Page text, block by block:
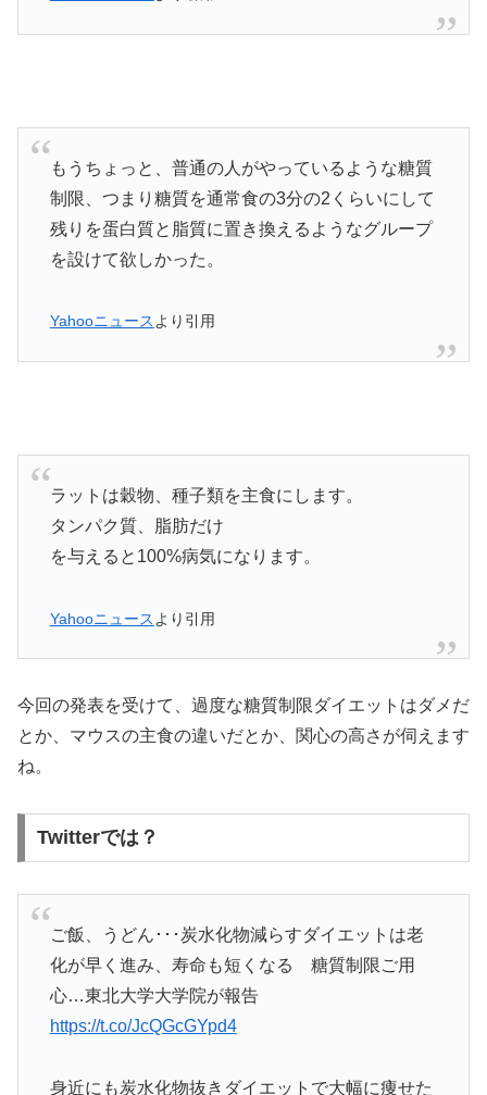
もうちょっと、普通の人がやっているような糖質
制限、つまり糖質を通常食の3分の2くらいにして
残りを蛋白質と脂質に置き換えるようなグループ
を設けて欲しかった。
Yahooニュースより引用
ラットは穀物、種子類を主食にします。
タンパク質、脂肪だけ
を与えると100%病気になります。
Yahooニュース より引用
今回の発表を受けて、過度な糖質制限ダイエットはダメだ
とか、マウスの主食の違いだとか、関心の高さが伺えます
ね。
Twitterでは？
ご飯、うどん･･･炭水化物減らすダイエットは老
化が早く進み、寿命も短くなる 糖質制限ご用
心…東北大学大学院が報告
https://t.co/JcQGcGYpd4
身近にも炭水化物抜きダイエットで大幅に痩せた